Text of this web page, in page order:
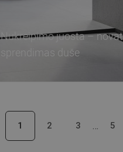
Nukreipimo juosta –
sprendimas duše
1 2 3 5